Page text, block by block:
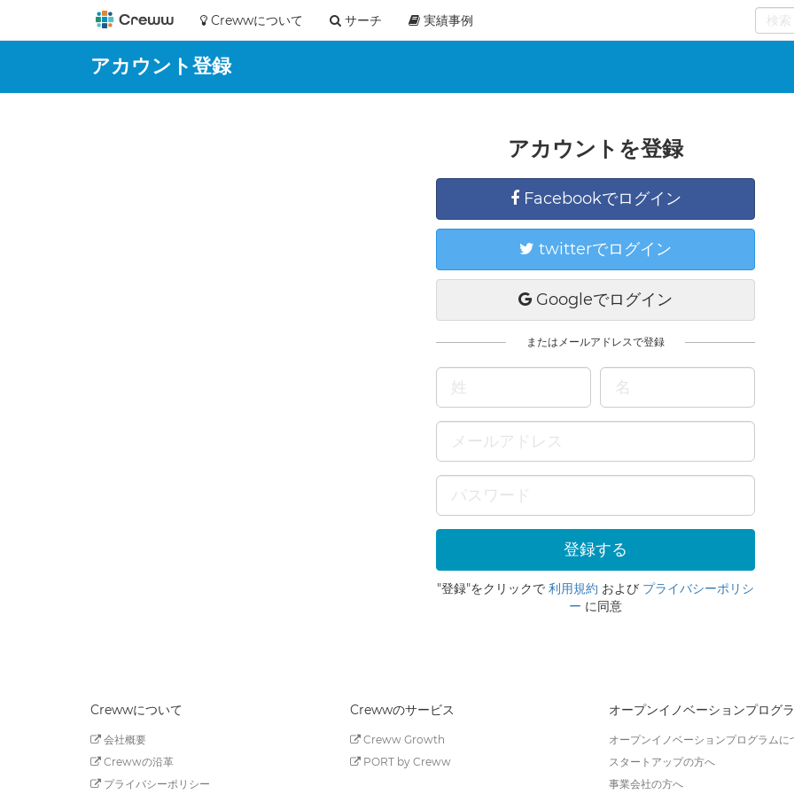
Crewwについて サーチ 実績事例
0
アカウント登録
アカウントを登録
Facebookでログイン
twitterでログイン
Googleでログイン
またはメールアドレスで登録
"登録"をクリックで 利用規約 および プライバシーポリシ
ー に同意
Crewwについて
会社概要
Crewwの沿革
プライバシーポリシー
Crewwのサービス
Creww Growth
PORT by Creww
オープンイノベーションプログ
オープンイノベーションプログラムに
スタートアップの方へ
事業会社の方へ